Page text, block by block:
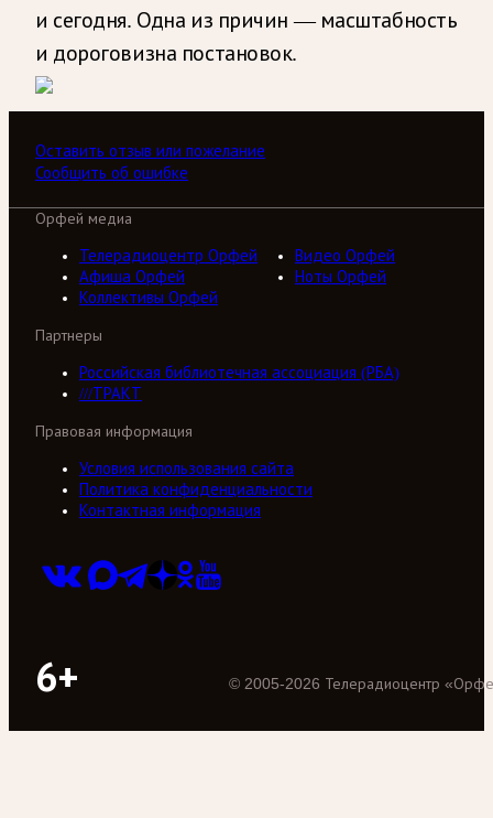
и сегодня. Одна из причин — масштабность
и дороговизна постановок.
Оставить отзыв или пожелание
Сообщить об ошибке
Орфей медиа
Телерадиоцентр Орфей
Видео Орфей
Афиша Орфей
Ноты Орфей
Коллективы Орфей
Партнеры
Российская библиотечная ассоциация (РБА)
///ТРАКТ
Правовая информация
Условия использования сайта
Политика конфиденциальности
Контактная информация
6+ © 2005-2026 Телерадиоцентр